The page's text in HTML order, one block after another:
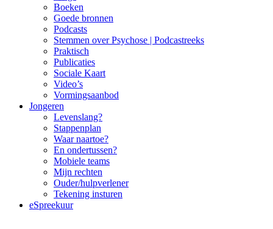
Boeken
Goede bronnen
Podcasts
Stemmen over Psychose | Podcastreeks
Praktisch
Publicaties
Sociale Kaart
Video’s
Vormingsaanbod
Jongeren
Levenslang?
Stappenplan
Waar naartoe?
En ondertussen?
Mobiele teams
Mijn rechten
Ouder/hulpverlener
Tekening insturen
eSpreekuur